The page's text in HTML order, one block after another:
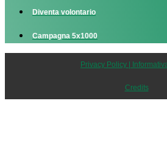
Diventa volontario
Campagna 5x1000
Privacy Policy |
Credits